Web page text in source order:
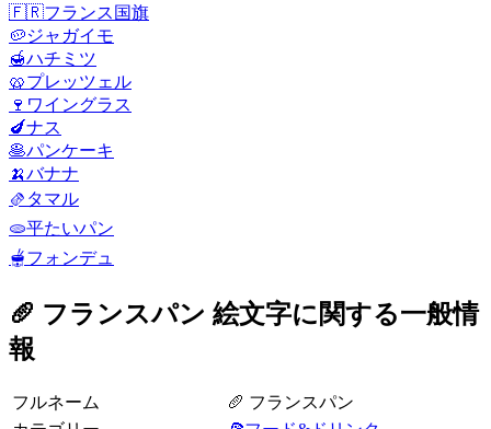
🇫🇷フランス国旗
🥔ジャガイモ
🍯ハチミツ
🥨プレッツェル
🍷 ワイングラス
🍆ナス
🥞パンケーキ
🍌バナナ
🫔 タマル
🫓平たいパン
🫕フォンデュ
🥖 フランスパン 絵文字に関する一般情
報
フルネーム
🥖 フランスパン